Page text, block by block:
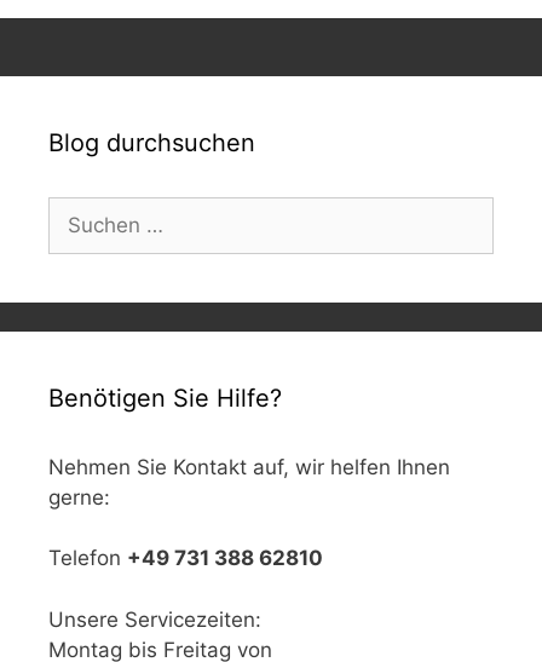
Blog durchsuchen
nach:
Benötigen Sie Hilfe?
Nehmen Sie Kontakt auf, wir helfen Ihnen
gerne:
Telefon +49 731 388 62810
Unsere Servicezeiten:
Montag bis Freitag von